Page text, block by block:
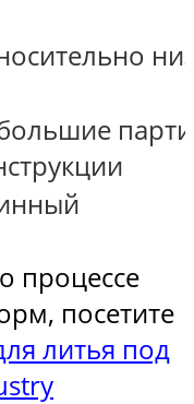
процессе
посетите
литья под